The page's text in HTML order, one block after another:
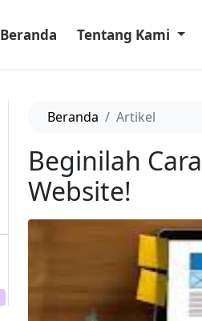
Beranda Tentang Kami
Beranda Artikel
Beginilah
Website!